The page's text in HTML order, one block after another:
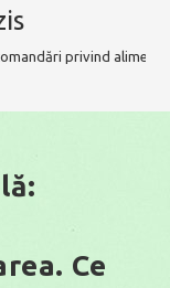
privind
Ce